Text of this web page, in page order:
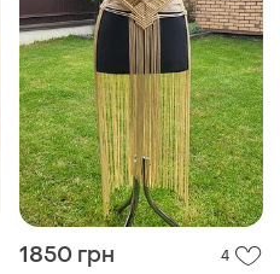
1850 грн 4